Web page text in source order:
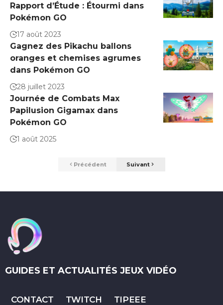
Rapport d’Étude : Étourmi dans
Pokémon GO
17 août 2023
Gagnez des Pikachu ballons
oranges et chemises agrumes
dans Pokémon GO
28 juillet 2023
Journée de Combats Max
Papilusion Gigamax dans
Pokémon GO
1 août 2025
Précédent Suivant
GUIDES ET ACTUALITÉS JEUX VIDÉO
CONTACT TWITCH TIPEEE